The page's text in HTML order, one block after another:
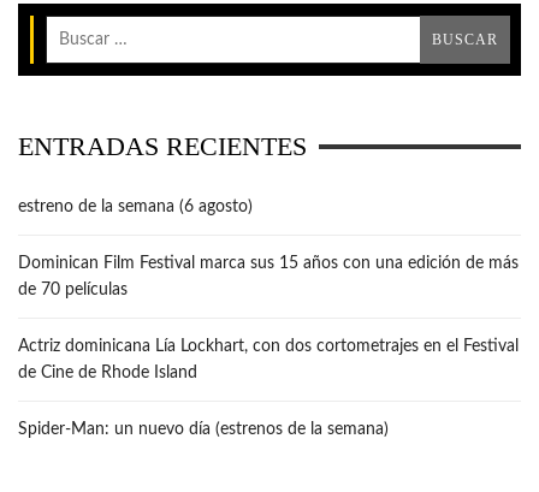
ENTRADAS RECIENTES
estreno de la semana (6 agosto)
Dominican Film Festival marca sus 15 años con una edición de más
de 70 películas
Actriz dominicana Lía Lockhart, con dos cortometrajes en el Festival
de Cine de Rhode Island
Spider-Man: un nuevo día (estrenos de la semana)